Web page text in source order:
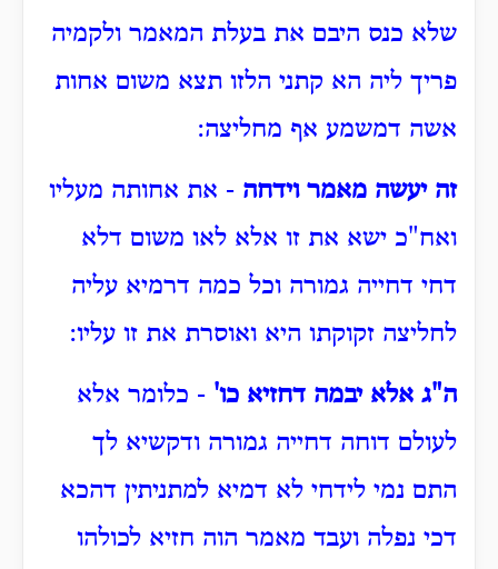
שלא כנס היבם את בעלת המאמר ולקמיה
פריך ליה הא קתני הלזו תצא משום אחות
אשה דמשמע אף מחליצה:
זה יעשה מאמר וידחה - את אחותה מעליו
ואח"כ ישא את זו אלא לאו משום דלא
דחי דחייה גמורה וכל כמה דרמיא עליה
לחליצה זקוקתו היא ואוסרת את זו עליו:
ה"ג אלא יבמה דחזיא כו' - כלומר אלא
לעולם דוחה דחייה גמורה ודקשיא לך
התם נמי לידחי לא דמיא למתניתין דהכא
דכי נפלה ועבד מאמר הוה חזיא לכולהו